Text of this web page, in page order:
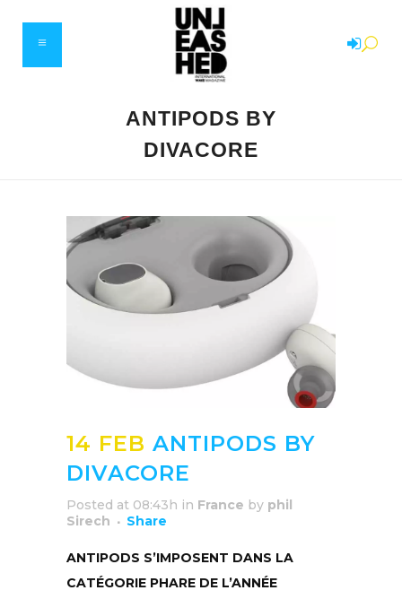
ANTIPODS BY
DIVACORE
14 FEB ANTIPODS BY
DIVACORE
Posted at 08:43h in France by phil
Sirech
Share
ANTIPODS S’IMPOSENT DANS LA
CATÉGORIE PHARE DE L’ANNÉE